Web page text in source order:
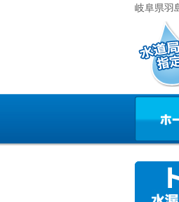
岐阜県羽